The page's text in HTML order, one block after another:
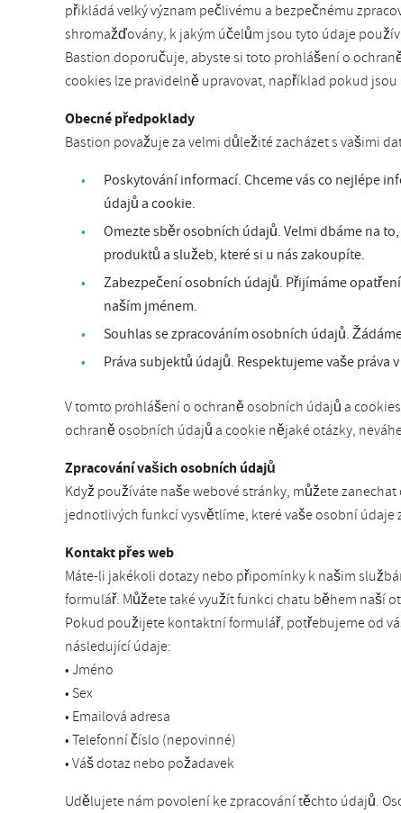
přikládá velký význam pečlivému a bezpečnému
shromažďovány, k jakým účelům jsou tyto údaje
Bastion doporučuje, abyste si toto prohlášení o
cookies lze pravidelně upravovat, například pokud
Obecné předpoklady
Bastion považuje za velmi důležité zacházet s vašimi
Poskytování informací. Chceme vás co nejlépe
údajů a cookie.
Omezte sběr osobních údajů. Velmi dbáme na
produktů a služeb, které si u nás zakoupíte.
Zabezpečení osobních údajů. Přijímáme
naším jménem.
Souhlas se zpracováním osobních údajů.
Práva subjektů údajů. Respektujeme vaše
V tomto prohlášení o ochraně osobních údajů a
ochraně osobních údajů a cookie nějaké otázky,
Zpracování vašich osobních údajů
Když používáte naše webové stránky, můžete
jednotlivých funkcí vysvětlíme, které vaše osobní
Kontakt přes web
Máte-li jakékoli dotazy nebo připomínky k našim
formulář. Můžete také využít funkci chatu během naší
Pokud použijete kontaktní formulář, potřebujeme od
následující údaje:
• Jméno
• Sex
• Emailová adresa
• Telefonní číslo (nepovinné)
• Váš dotaz nebo požadavek
Udělujete nám povolení ke zpracování těchto údajů.